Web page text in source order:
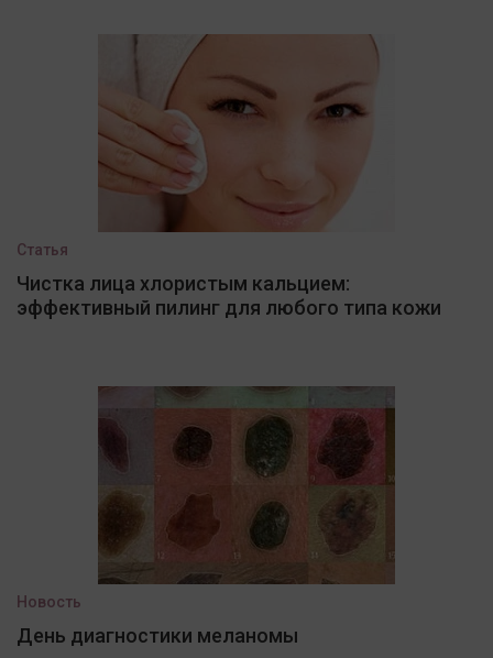
Статья
Чистка лица хлористым кальцием:
эффективный пилинг для любого типа кожи
Новость
День диагностики меланомы